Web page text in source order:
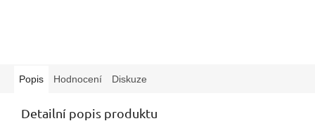
Popis Hodnocení Diskuze
Detailní popis produktu